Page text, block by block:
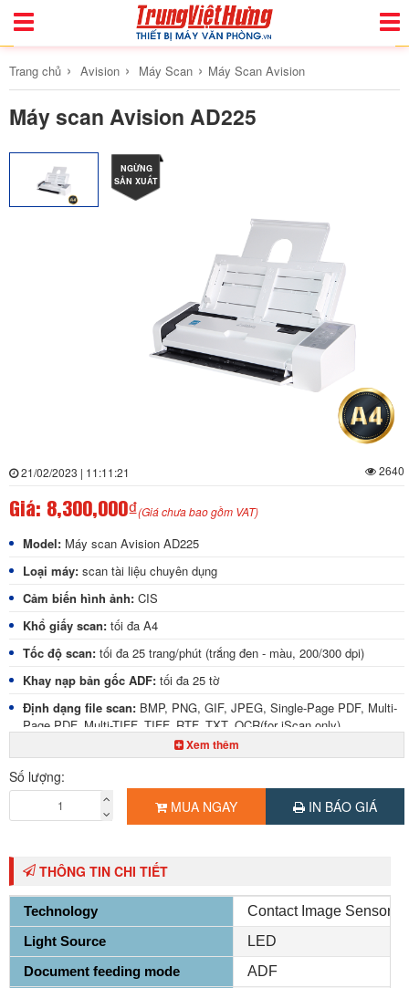
Toggle
Trang chủ › Avision › Máy Scan › Máy Scan Avision
Máy scan Avision AD225
NGỪNG
SẢN XUẤT
21/02/2023 | 11:11:21 2640
Giá: 8,300,000₫(Giá chưa bao gồm VAT)
Model: Máy scan Avision AD225
Loại máy: scan tài liệu chuyên dụng
Cảm biến hình ảnh: CIS
Khổ giấy scan: tối đa A4
Tốc độ scan: tối đa 25 trang/phút (trắng đen - màu, 200/300 dpi)
Khay nạp bản gốc ADF: tối đa 25 tờ
Định dạng file scan: BMP, PNG, GIF, JPEG, Single-Page PDF, Multi-
Page PDF, Multi-TIFF, TIFF, RTF, TXT, OCR(for iScan only),
XPS, DOC, XLS, PPT, DOCS, XLSX, PPTX, HTML
Độ phân giải:
Chuẩn kết nối:USB 2.0
Chức năng đặc biệt:scan 2 mặt tự động, scan thẻ nhựa, cảm biến
Hiệu suất làm việc:tối đa 3.000 trang/ngày
Kích thước:299 x 104 x 74 mm
Trọng lượng:1,5 kg
Xuất xứ:Trung Quốc (Hãng Avision - Đài Loan)
Bảo hành:12 tháng
Xem thêm
Số lượng:
MUA NGAY
IN BÁO GIÁ
THÔNG TIN CHI TIẾT
Technology
Contact Image Sensor
Light Source
LED
Document feeding mode
ADF